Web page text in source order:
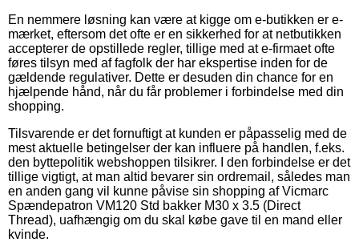
En nemmere løsning kan være at kigge om e-butikken er e-
mærket, eftersom det ofte er en sikkerhed for at netbutikken
accepterer de opstillede regler, tillige med at e-firmaet ofte
føres tilsyn med af fagfolk der har ekspertise inden for de
gældende regulativer. Dette er desuden din chance for en
hjælpende hånd, når du får problemer i forbindelse med din
shopping.
Tilsvarende er det fornuftigt at kunden er påpasselig med de
mest aktuelle betingelser der kan influere på handlen, f.eks.
den byttepolitik webshoppen tilsikrer. I den forbindelse er det
tillige vigtigt, at man altid bevarer sin ordremail, således man
en anden gang vil kunne påvise sin shopping af Vicmarc
Spændepatron VM120 Std bakker M30 x 3.5 (Direct
Thread), uafhængig om du skal købe gave til en mand eller
kvinde.